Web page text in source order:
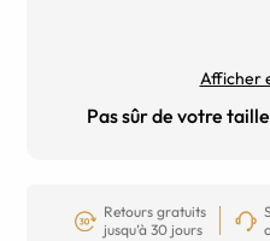
Afficher
Pas sûr de votre
Retours gratuits
jusqu’à 30 jours